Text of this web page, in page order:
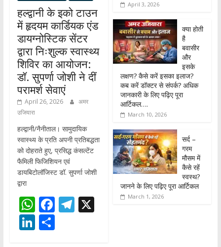
हल्द्वानी के इको टाउन
में हृदयम कार्डियक एंड
डायग्नोस्टिक सेंटर
द्वारा निःशुल्क स्वास्थ्य
शिविर का आयोजन:
डॉ. सुपर्णा जोशी ने दीं
परामर्श सेवाएं
April 26, 2026
अमर
उजियारा
हल्द्वानी/नैनीताल। सामुदायिक
स्वास्थ्य के प्रति अपनी प्रतिबद्धता
को दोहराते हुए, प्रसिद्ध कंसल्टेंट
फैमिली फिजिशियन एवं
डायबिटोलॉजिस्ट डॉ. सुपर्णा जोशी
द्वारा
W
h
at
F
ac
e
T X
Li S
April 3, 2026
क्या होती
है
बवासीर
और
इसके
लक्षण? कैसे करें इसका इलाज?
कब करें डॉक्टर से संपर्क? अधिक
जानकारी के लिए पढ़िए पूरा
आर्टिकल….
March 10, 2026
सर्द –
गरम
मौसम में
कैसे रहें
स्वस्थ?
जानने के लिए पढ़िए पूरा आर्टिकल
March 1, 2026